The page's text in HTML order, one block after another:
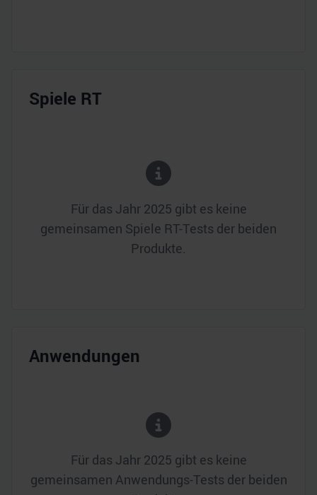
Spiele RT
Für das Jahr 2025 gibt es keine
gemeinsamen Spiele RT-Tests der beiden
Produkte.
Anwendungen
Für das Jahr 2025 gibt es keine
gemeinsamen Anwendungs-Tests der beiden